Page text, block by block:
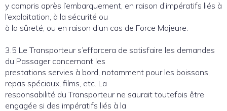
y compris après l’embarquement, en raison d’impératifs liés à
l’exploitation, à la sécurité ou
à la sûreté, ou en raison d’un cas de Force Majeure.
3.5 Le Transporteur s’efforcera de satisfaire les demandes
du Passager concernant les
prestations servies à bord, notamment pour les boissons,
repas spéciaux, films, etc. La
responsabilité du Transporteur ne saurait toutefois être
engagée si des impératifs liés à la